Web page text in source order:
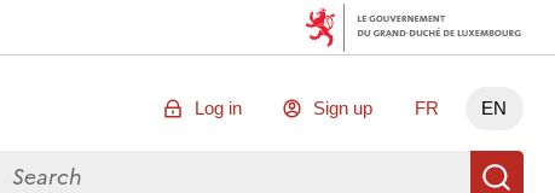
Log in Sign up FR EN
Search for data